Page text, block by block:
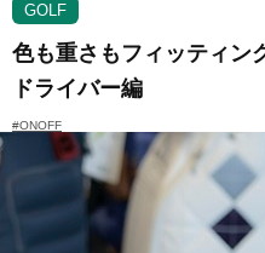
GOLF
色も重さもフィッティン
ドライバー編
#ONOFF